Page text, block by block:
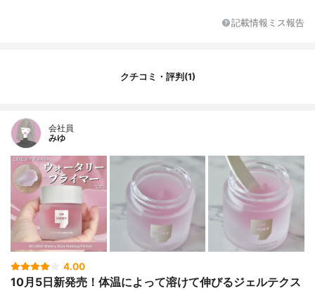
シ油、カプリリルグリコール、香料、カル
花水、トウキンセンカ花エキス、ダマスク
記載情報ミス報告
クチコミ・評判(1)
会社員
みゆ
4.00
10月5日新発売！体温によって溶けて伸びるジェルテクス